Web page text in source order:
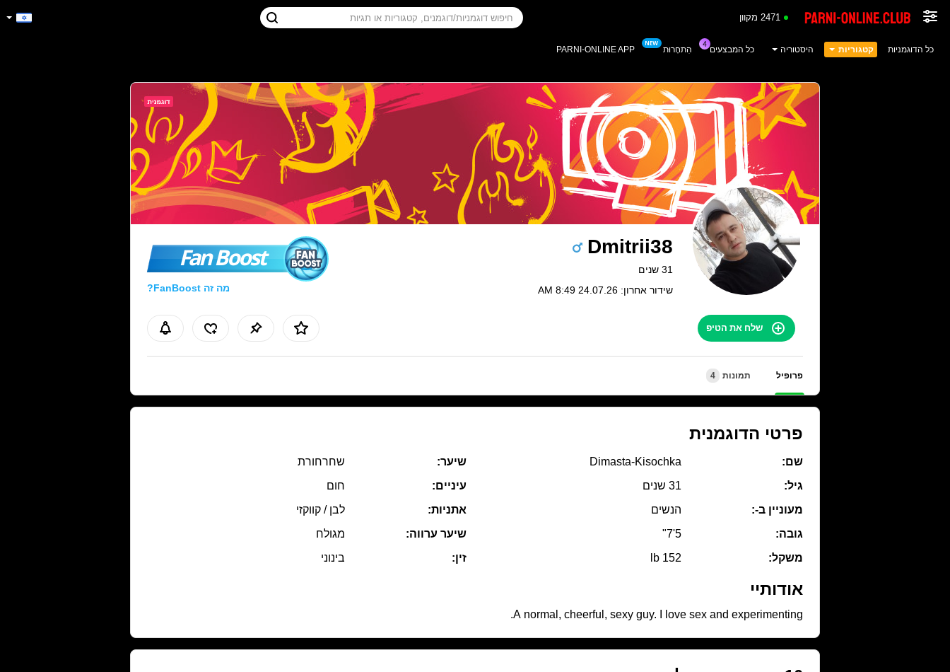
2471 מקוון
כל הדוגמניות קטגוריות היסטוריה כל המבצעים הִתחָרוּת PARNI-ONLINE APP
Dmitrii38
31 שנים
שידור אחרון: 24.07.26 8:49 AM
Fan Boost
מה זה FanBoost?
שלח את הטיפ
פרופיל תמונות 4
פרטי הדוגמנית
שם:
Dimasta-Kisochka
גיל:
31 שנים
מעוניין ב-:
הנשים
גובה:
5'7"
משקל:
152 lb
שיער:
שחרחורת
עיניים:
חום
אתניות:
לבן / קווקזי
שיער ערווה:
מגולח
זין:
בינוני
אודותיי
A normal, cheerful, sexy guy. I love sex and experimenting.